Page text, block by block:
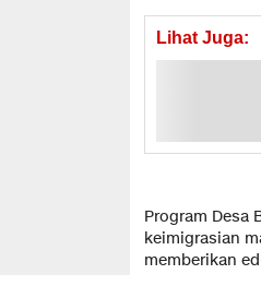
Lihat Juga:
Program Desa
keimigrasian
memberikan